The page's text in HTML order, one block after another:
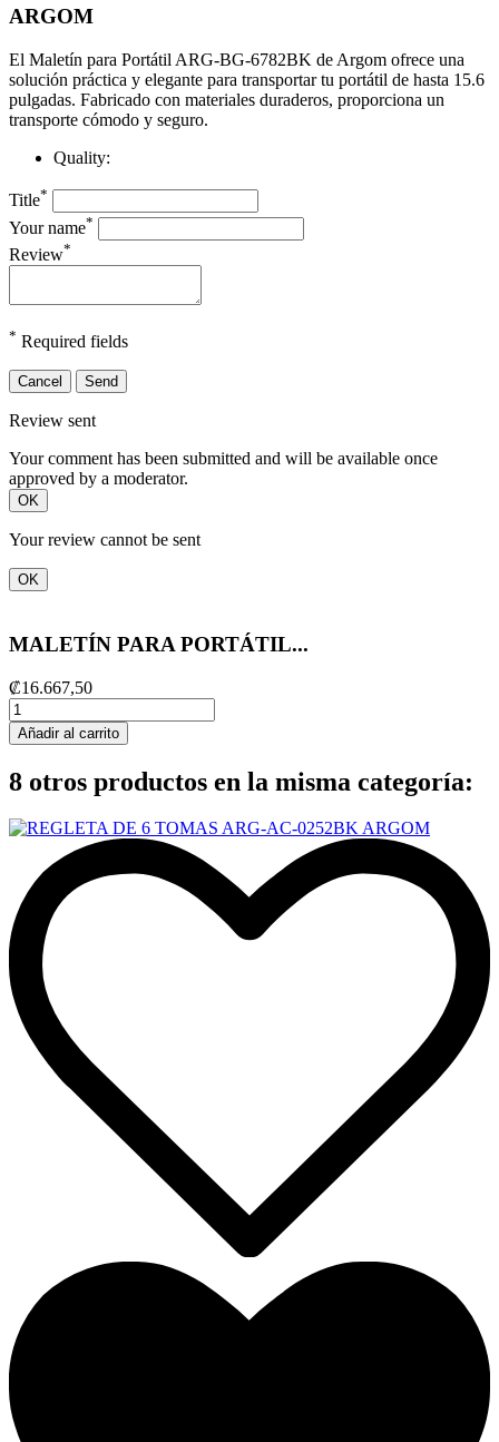
ARGOM
El Maletín para Portátil ARG-BG-6782BK de Argom ofrece una
solución práctica y elegante para transportar tu portátil de hasta 15.6
pulgadas. Fabricado con materiales duraderos, proporciona un
transporte cómodo y seguro.
Quality:
Title*
Your name*
Review*
* Required fields
Cancel Send
Review sent
Your comment has been submitted and will be available once
approved by a moderator.
OK
Your review cannot be sent
OK
MALETÍN PARA PORTÁTIL...
₡16.667,50
Añadir al carrito
8 otros productos en la misma categoría: